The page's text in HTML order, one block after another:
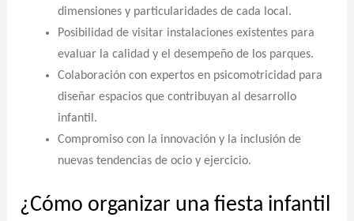
dimensiones y particularidades de cada local.
Posibilidad de visitar instalaciones existentes para
evaluar la calidad y el desempeño de los parques.
Colaboración con expertos en psicomotricidad para
diseñar espacios que contribuyan al desarrollo
infantil.
Compromiso con la innovación y la inclusión de
nuevas tendencias de ocio y ejercicio.
¿Cómo organizar una fiesta infantil